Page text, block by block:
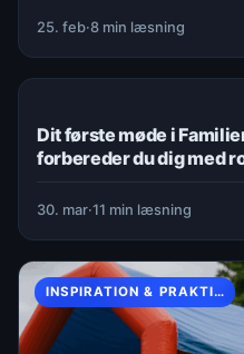
25. feb·8 min læsning
Dit første møde i
forbereder du dig med
30. mar·11 min læsning
INSPIRATION & PRAKTISKE TIPS